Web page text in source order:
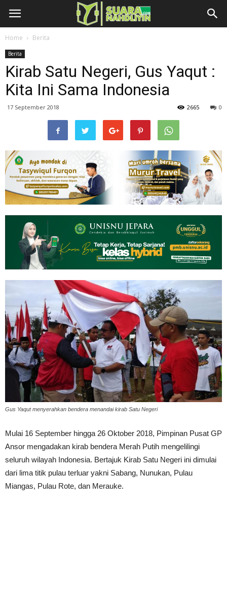
Home Berita
Berita
Kirab Satu Negeri, Gus Yaqut :
Kita Ini Sama Indonesia
17 September 2018 0
2665
Gus Yaqut menyerahkan bendera menandai kirab Satu Negeri
Mulai 16 September hingga 26 Oktober 2018, Pimpinan Pusat GP
Ansor mengadakan kirab bendera Merah Putih mengelilingi
seluruh wilayah Indonesia. Bertajuk Kirab Satu Negeri ini dimulai
dari lima titik pulau terluar yakni Sabang, Nunukan, Pulau
Miangas, Pulau Rote, dan Merauke.